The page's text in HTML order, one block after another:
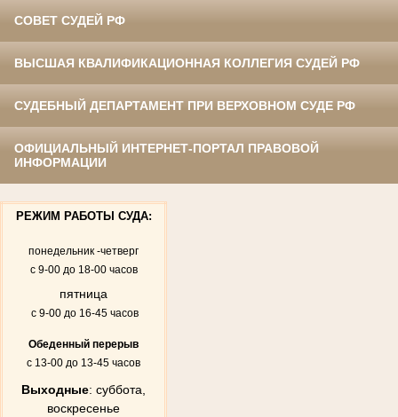
СОВЕТ СУДЕЙ РФ
ВЫСШАЯ КВАЛИФИКАЦИОННАЯ КОЛЛЕГИЯ СУДЕЙ РФ
СУДЕБНЫЙ ДЕПАРТАМЕНТ ПРИ ВЕРХОВНОМ СУДЕ РФ
ОФИЦИАЛЬНЫЙ ИНТЕРНЕТ-ПОРТАЛ ПРАВОВОЙ
ИНФОРМАЦИИ
РЕЖИМ РАБОТЫ СУДА:
понедельник -четверг
с 9-00 до 18-00 часов
пятница
с 9-00 до 16-45 часов
Обеденный перерыв
с 13-00 до 13-45 часов
Выходные: суббота,
воскресенье